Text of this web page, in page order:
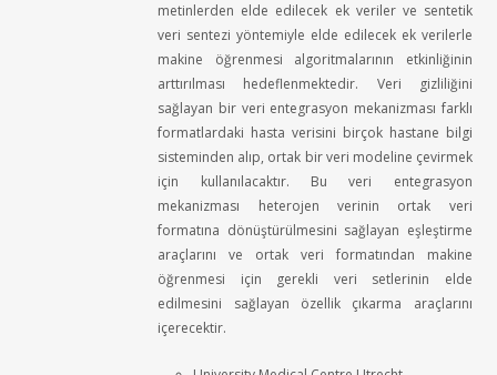
metinlerden elde edilecek ek veriler ve sentetik
veri sentezi yöntemiyle elde edilecekek verilerle
makine
öğrenmesi algoritmalarının
etkinliğinin
arttırılması
hedeflenmektedir. Veri
gizliliğini
sağlayan bir veri entegrasyon mekanizması farklı
formatlardaki hastaverisini birçok hastane bilgi
sisteminden alıp, ortak bir veri modeline çevirmek
için
kullanılacaktır. Buveri
entegrasyon
mekanizması
heterojen verinin ortak
veri
formatına dönüştürülmesini sağlayan eşleştirme
araçlarını
ve ortak veri formatından
makine
öğrenmesi
için gerekli veri setlerinin
elde
edilmesini
sağlayan özellik çıkarma
araçlarını
içerecektir.